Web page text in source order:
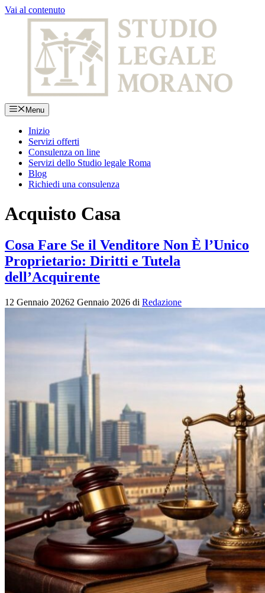
Vai al contenuto
Menu
Inizio
Servizi offerti
Consulenza on line
Servizi dello Studio legale Roma
Blog
Richiedi una consulenza
Acquisto Casa
Cosa Fare Se il Venditore Non È l’Unico
Proprietario: Diritti e Tutela
dell’Acquirente
12 Gennaio 20262 Gennaio 2026 di Redazione